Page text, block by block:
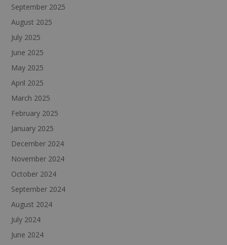
September 2025
August 2025
July 2025
June 2025
May 2025
April 2025
March 2025
February 2025
January 2025
December 2024
November 2024
October 2024
September 2024
August 2024
July 2024
June 2024